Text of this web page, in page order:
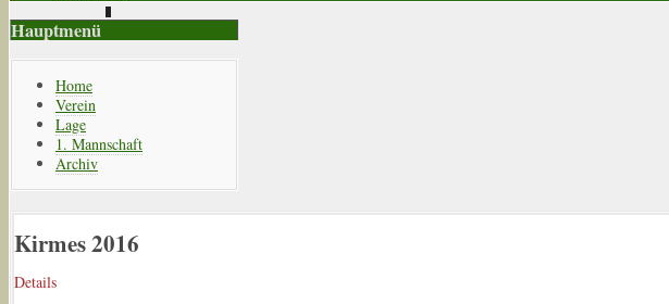
Hauptmenü
Home
Verein
Lage
1. Mannschaft
Archiv
Kirmes 2016
Details